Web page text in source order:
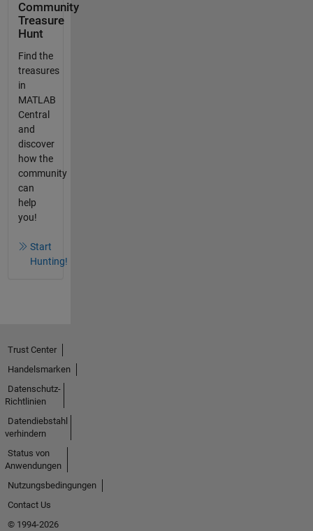
Community
Treasure
Hunt
Find the
treasures
in
MATLAB
Central
and
discover
how the
community
can
help
you!
Start
Hunting!
Trust Center
Handelsmarken
Datenschutz-
Richtlinien
Datendiebstahl
verhindern
Status von
Anwendungen
Nutzungsbedingungen
Contact Us
© 1994-2026